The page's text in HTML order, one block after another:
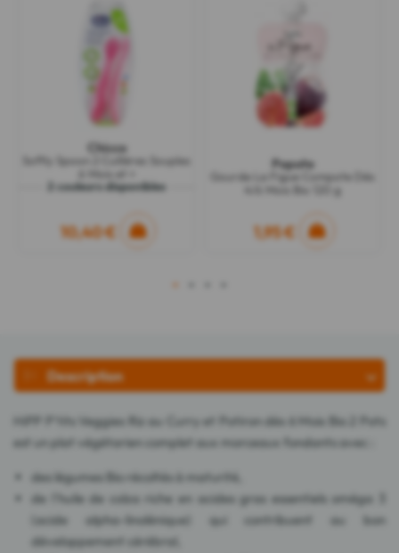
Chicco
Softly Spoon 2 Cuillères Souples
2 couleurs disponibles
10,40 €
Popote
Gourde La Figue Compote Dès
1,95 €
1
Description
HiPP P'tits Veggies Riz au Curry et Potiron dès 6 Mois Bio 2 Pots
est un plat végétarien complet aux morceaux fondants avec :
des légumes Bio récoltés à maturité,
de l'huile de colza riche en acides gras essentiels oméga 3
(acide alpha-linolénique) qui contribuent au bon
développement cérébral,